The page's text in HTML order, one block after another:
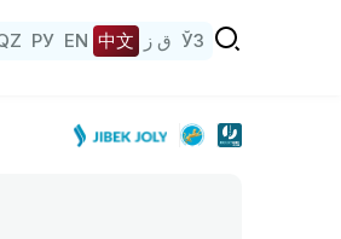
РУ EN 中文 ق ز ЎЗ